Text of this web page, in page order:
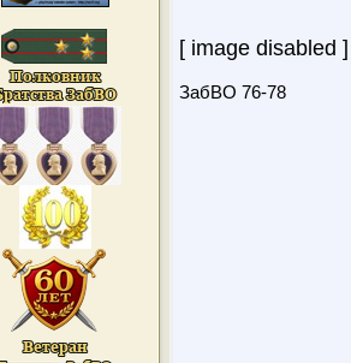
[ image disabled ]
ЗабВО 76-78